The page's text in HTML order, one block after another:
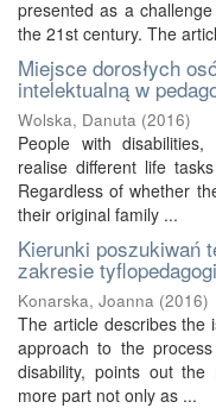
presented as a
the 21st century. The
Miejsce dorosłych
intelektualną w
Wolska, Danuta (2016)
People with
realise different life
Regardless of whether
their original family ...
Kierunki poszukiwań
zakresie
Konarska, Joanna (2016)
The article describes the
approach to the
disability, points out
more part not only as ...